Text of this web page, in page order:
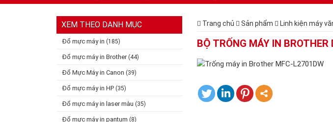
XEM THEO DANH MỤC
Đổ mực máy in (185)
Đổ mực máy in Brother (44)
Đổ Mực Máy in Canon (39)
Đổ mực máy in HP (35)
Đổ mực máy in laser màu (35)
Đổ mực máy in pantum (8)
Trang chủ Sản phẩm Linh kiện máy
BỘ TRỐNG MÁY IN BROTHER